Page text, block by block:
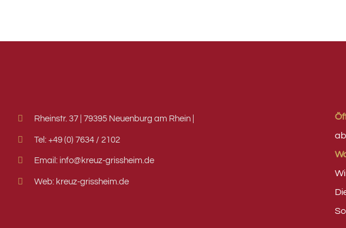
Rheinstr. 37 | 79395 Neuenburg am Rhein |
Tel: +49 (0) 7634 / 2102
Email: info@kreuz-grissheim.de
Web: kreuz-grissheim.de